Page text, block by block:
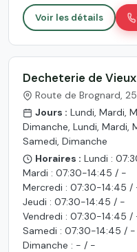
Voir les détails
Decheterie de
Route de Brognard,
Jours : Lundi, Mardi,
Dimanche, Lundi, Mardi,
Samedi, Dimanche
Horaires : Lundi :
Mardi : 07:30-14:45 / -
Mercredi : 07:30-14:45 /
Jeudi : 07:30-14:45 / -
Vendredi : 07:30-14:45 /
Samedi : 07:30-14:45 / -
Dimanche : - / -